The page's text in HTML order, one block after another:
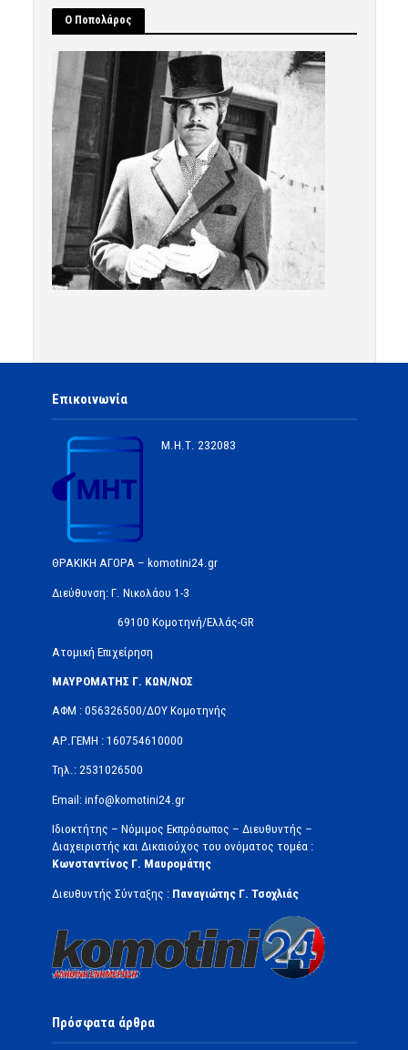
Ο Ποπολάρος
Επικοινωνία
Μ.Η.Τ. 232083
ΘΡΑΚΙΚΗ ΑΓΟΡΑ – komotini24.gr
Διεύθυνση: Γ. Νικολάου 1-3
69100 Κομοτηνή/Ελλάς-GR
Ατομική Επιχείρηση
ΜΑΥΡΟΜΑΤΗΣ Γ. ΚΩΝ/ΝΟΣ
ΑΦΜ : 056326500/ΔOΥ Κομοτηνής
ΑΡ.ΓΕΜΗ : 160754610000
Τηλ.: 2531026500
Email: info@komotini24.gr
Ιδιοκτήτης – Νόμιμος Εκπρόσωπος – Διευθυντής –
Διαχειριστής και Δικαιούχος του ονόματος τομέα :
Κωνσταντίνος Γ. Μαυρομάτης
Διευθυντής Σύνταξης : Παναγιώτης Γ. Τσοχλιάς
Πρόσφατα άρθρα